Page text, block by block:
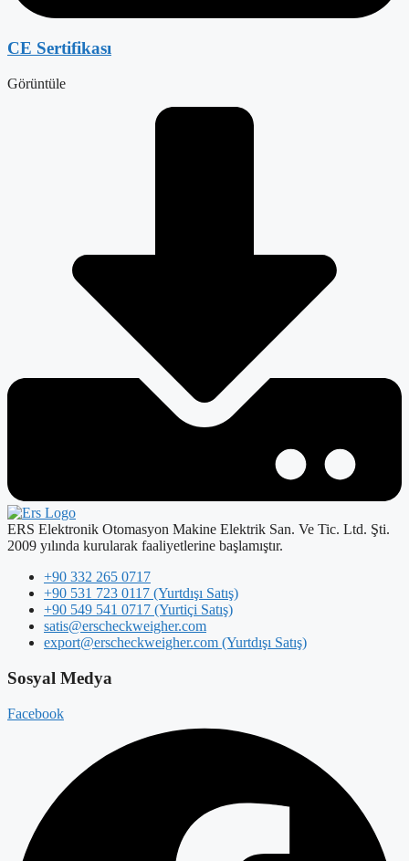
CE Sertifikası
Görüntüle
ERS Elektronik Otomasyon Makine Elektrik San. Ve Tic. Ltd. Şti.
2009 yılında kurularak faaliyetlerine başlamıştır.
+90 332 265 0717
+90 531 723 0117 (Yurtdışı Satış)
+90 549 541 0717 (Yurtiçi Satış)
satis@erscheckweigher.com
export@erscheckweigher.com (Yurtdışı Satış)
Sosyal Medya
Facebook